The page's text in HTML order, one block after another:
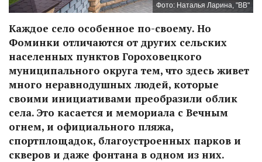
Фото: Наталья Ларина, "ВВ"
Каждое село особенное по-своему. Но
Фоминки отличаются от других сельских
населенных пунктов Гороховецкого
муниципального округа тем, что здесь живет
много неравнодушных людей, которые
своими инициативами преобразили облик
села. Это касается и мемориала с Вечным
огнем, и официального пляжа,
спортплощадок, благоустроенных парков и
скверов и даже фонтана в одном из них.